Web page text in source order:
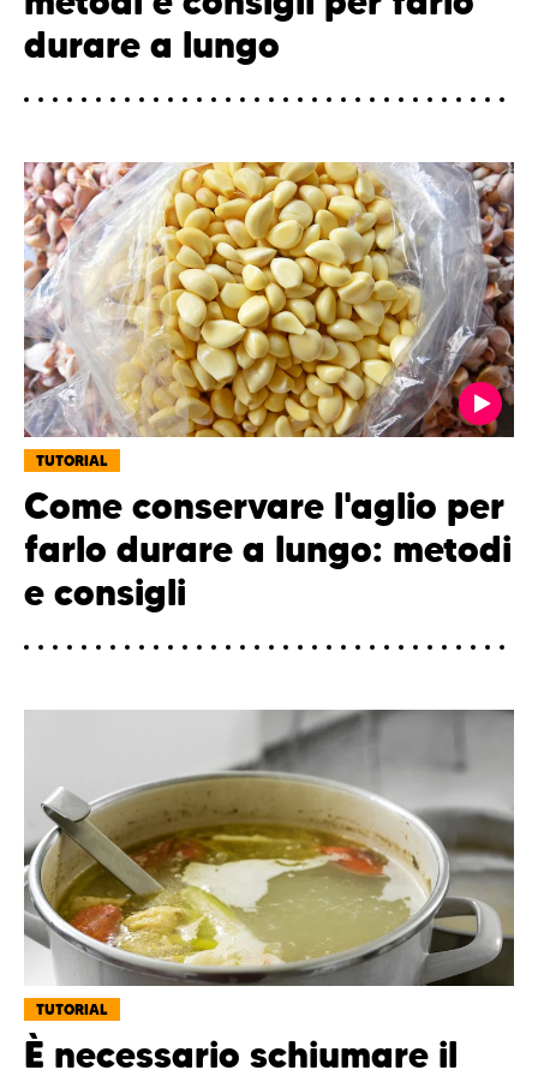
durare a lungo
TUTORIAL
Come conservare l'aglio per
farlo durare a lungo: metodi
e consigli
TUTORIAL
È necessario schiumare il